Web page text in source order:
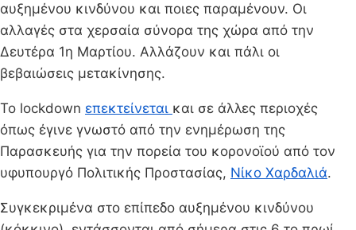
αυξημένου κινδύνου και ποιες παραμένουν. Οι
αλλαγές στα χερσαία σύνορα της χώρα από την
Δευτέρα 1η Μαρτίου. Αλλάζουν και πάλι οι
βεβαιώσεις μετακίνησης.
Το lockdown επεκτείνεται και σε άλλες περιοχές
όπως έγινε γνωστό από την ενημέρωση της
Παρασκευής για την πορεία του κορονοϊού από τον
υφυπουργό Πολιτικής Προστασίας, Νίκο Χαρδαλιά.
Συγκεκριμένα στο επίπεδο αυξημένου κινδύνου